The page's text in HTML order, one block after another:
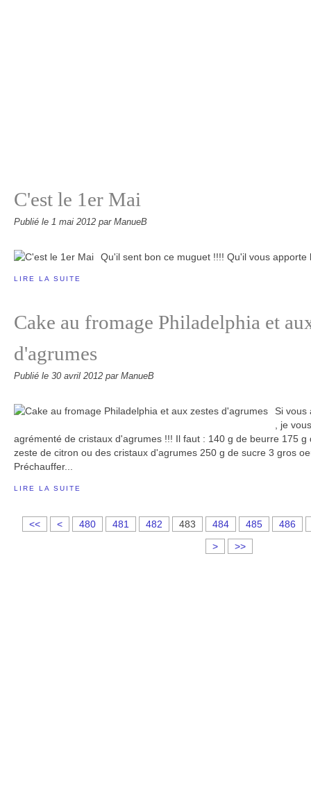
C'est le 1er Mai
Publié le 1 mai 2012 par ManueB
Qu'il sent bon ce muguet !!!! Qu'il vous apporte
LIRE LA SUITE
Cake au fromage Philadelphia et
d'agrumes
Publié le 30 avril 2012 par ManueB
Si vous
, je
agrémenté de cristaux d'agrumes !!! Il faut : 140 g de beurre 175 g
zeste de citron ou des cristaux d'agrumes 250 g de sucre 3 gros
Préchauffer...
LIRE LA SUITE
<< <
4
4
4
4
4
4
4
4
480 481 482 483 484 485
486
>
>>